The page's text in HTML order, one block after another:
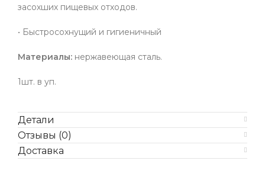
засохших пищевых отходов.
• Быстросохнущий и гигиеничный
Материалы: нержавеющая сталь.
1шт. в уп.
Детали
Отзывы (0)
Доставка